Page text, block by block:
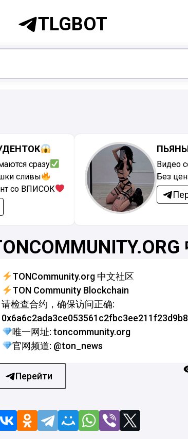
TLGBOT
сразу
сливы
со ВПИСОК
Видео
Без
TONCommunity.org 中文社区
TON Community Blockchain
请检查合约，确保访问正确:
唯一网址: toncommunity.org
官网频道: @ton_news
Перейти